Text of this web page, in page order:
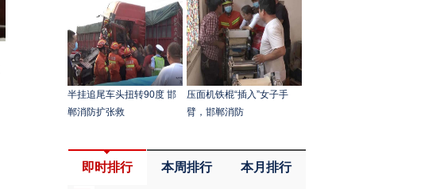
半挂追尾车头扭转90度 邯
郸消防扩张救
压面机铁棍“插入”女子手
臂，邯郸消防
即时排行 本周排行 本月排行